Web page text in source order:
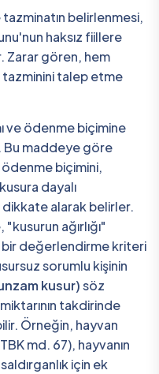
belirlenmesi,
haksız fiillere
Zarar gören, hem
tazminini talep etme
ve ödenme biçimine
Bu maddeye göre
ödenme biçimini,
dayalı
dikkate alarak belirler.
ağırlığı"
değerlendirme kriteri
sorumlu kişinin
kusur)söz
takdirinde
Örneğin, hayvan
md. 67), hayvanın
için ek